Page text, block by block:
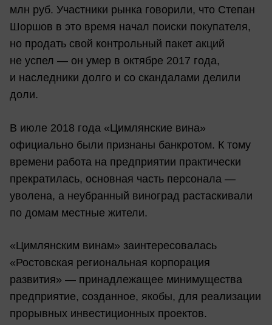
млн руб. Участники рынка говорили, что Степан
Шоршов в это время начал поиски покупателя,
но продать свой контрольный пакет акций
не успел — он умер в октябре 2017 года,
и наследники долго и со скандалами делили
доли.
В июле 2018 года «Цимлянские вина»
официально были признаны банкротом. К тому
времени работа на предприятии практически
прекратилась, основная часть персонала —
уволена, а неубранный виноград растаскивали
по домам местные жители.
«Цимлянским винам» заинтересовалась
«Ростовская региональная корпорация
развития» — принадлежащее минимущества
предприятие, созданное, якобы, для реализации
прорывных инвестиционных проектов.